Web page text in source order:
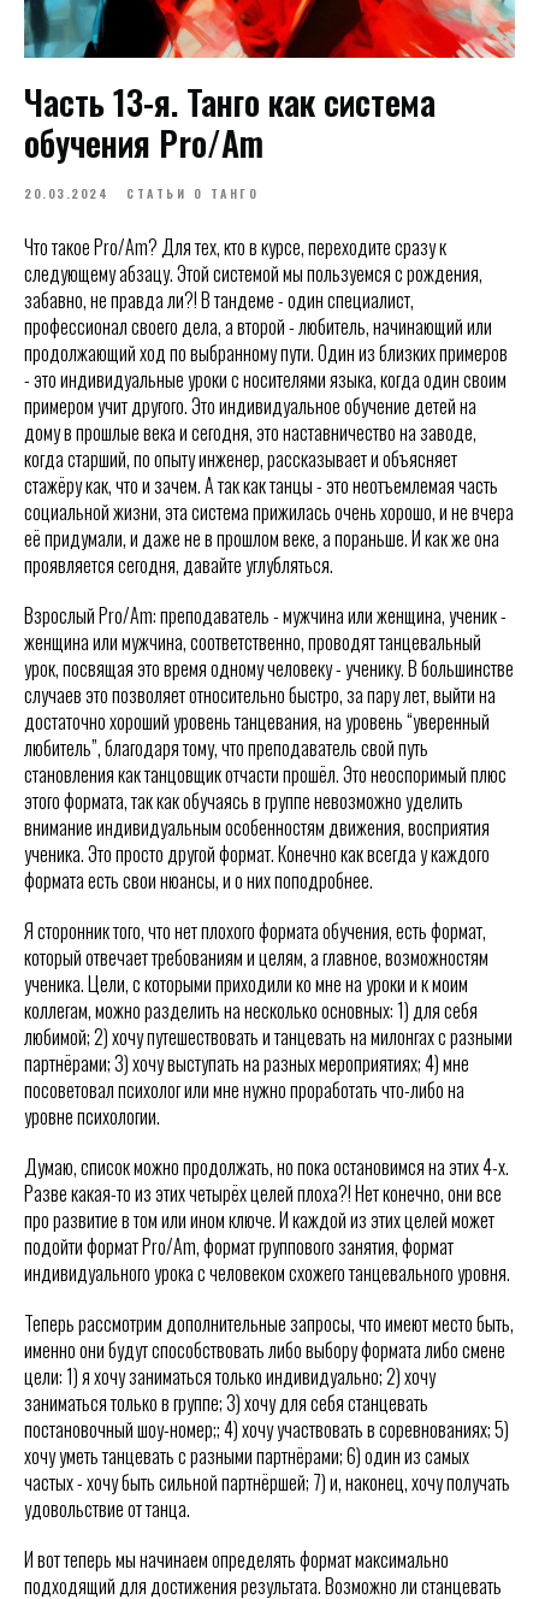
Часть 13-я. Танго как система
обучения Pro/Am
20.03.2024 СТАТЬИ О ТАНГО
Что такое Pro/Am? Для тех, кто в курсе, переходите сразу к
следующему абзацу. Этой системой мы пользуемся с рождения,
забавно, не правда ли?! В тандеме - один специалист,
профессионал своего дела, а второй - любитель, начинающий или
продолжающий ход по выбранному пути. Один из близких примеров
- это индивидуальные уроки с носителями языка, когда один своим
примером учит другого. Это индивидуальное обучение детей на
дому в прошлые века и сегодня, это наставничество на заводе,
когда старший, по опыту инженер, рассказывает и объясняет
стажёру как, что и зачем. А так как танцы - это неотъемлемая часть
социальной жизни, эта система прижилась очень хорошо, и не вчера
её придумали, и даже не в прошлом веке, а пораньше. И как же она
проявляется сегодня, давайте углубляться.
Взрослый Pro/Am: преподаватель - мужчина или женщина, ученик -
женщина или мужчина, соответственно, проводят танцевальный
урок, посвящая это время одному человеку - ученику. В большинстве
случаев это позволяет относительно быстро, за пару лет, выйти на
достаточно хороший уровень танцевания, на уровень “уверенный
любитель”, благодаря тому, что преподаватель свой путь
становления как танцовщик отчасти прошёл. Это неоспоримый плюс
этого формата, так как обучаясь в группе невозможно уделить
внимание индивидуальным особенностям движения, восприятия
ученика. Это просто другой формат. Конечно как всегда у каждого
формата есть свои нюансы, и о них поподробнее.
Я сторонник того, что нет плохого формата обучения, есть формат,
который отвечает требованиям и целям, а главное, возможностям
ученика. Цели, с которыми приходили ко мне на уроки и к моим
коллегам, можно разделить на несколько основных: 1) для себя
любимой; 2) хочу путешествовать и танцевать на милонгах с разными
партнёрами; 3) хочу выступать на разных мероприятиях; 4) мне
посоветовал психолог или мне нужно проработать что-либо на
уровне психологии.
Думаю, список можно продолжать, но пока остановимся на этих 4-х.
Разве какая-то из этих четырёх целей плоха?! Нет конечно, они все
про развитие в том или ином ключе. И каждой из этих целей может
подойти формат Pro/Am, формат группового занятия, формат
индивидуального урока с человеком схожего танцевального уровня.
Теперь рассмотрим дополнительные запросы, что имеют место быть,
именно они будут способствовать либо выбору формата либо смене
цели: 1) я хочу заниматься только индивидуально; 2) хочу
заниматься только в группе; 3) хочу для себя станцевать
постановочный шоу-номер;; 4) хочу участвовать в соревнованиях; 5)
хочу уметь танцевать с разными партнёрами; 6) один из самых
частых - хочу быть сильной партнёршей; 7) и, наконец, хочу получать
удовольствие от танца.
И вот теперь мы начинаем определять формат максимально
подходящий для достижения результата. Возможно ли станцевать